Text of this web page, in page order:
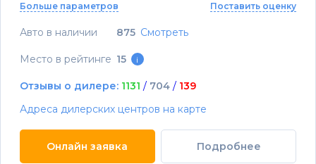
Больше параметров Поставить оценку
Авто в наличии 875 Смотреть
Место в рейтинге 15 i
Отзывы о дилере: 1131 / 704 / 139
Адреса дилерских центров на карте
Онлайн заявка Подробнее